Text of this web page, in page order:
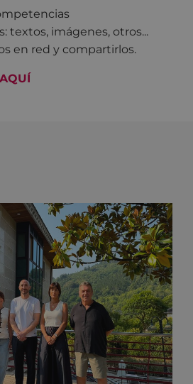
textos, imágenes, otros...
en red y compartirlos.
AQUÍ